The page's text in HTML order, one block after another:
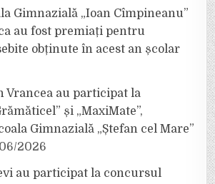
Gimnazială „Ioan Cîmpineanu”
au fost premiați pentru
obținute în acest an școlar
Vrancea au participat la
și „MaxiMate”,
Gimnazială „Ștefan cel Mare”
2026
au participat la concursul